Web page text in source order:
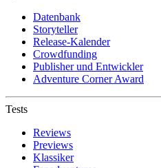
Datenbank
Storyteller
Release-Kalender
Crowdfunding
Publisher und Entwickler
Adventure Corner Award
Tests
Reviews
Previews
Klassiker